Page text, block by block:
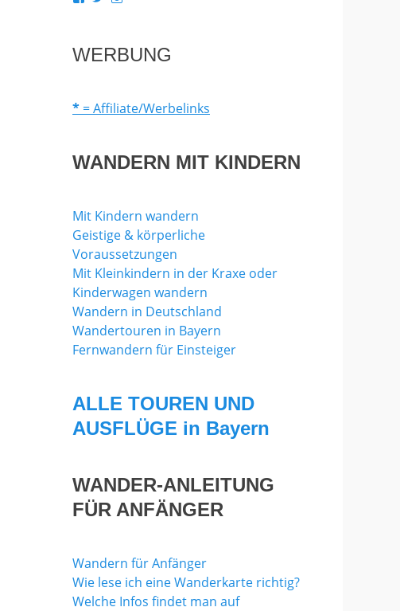
Facebook
anzeigen
Twitter
anzeigen
Instagram
anzeigen
WERBUNG
* = Affiliate/Werbelinks
WANDERN MIT KINDERN
Mit Kindern wandern
Geistige & körperliche
Voraussetzungen
Mit Kleinkindern in der Kraxe oder
Kinderwagen wandern
Wandern in Deutschland
Wandertouren in Bayern
Fernwandern für Einsteiger
ALLE TOUREN UND
AUSFLÜGE in Bayern
WANDER-ANLEITUNG
FÜR ANFÄNGER
Wandern für Anfänger
Wie lese ich eine Wanderkarte richtig?
Welche Infos findet man auf